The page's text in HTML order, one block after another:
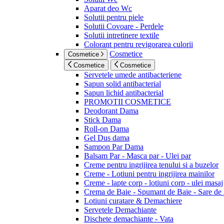
Aparat deo Wc
Solutii pentru piele
Solutii Covoare - Perdele
Solutii intretinere textile
Colorant pentru revigorarea culorii
Cosmetice Cosmetice
Cosmetice Cosmetice
Servetele umede antibacteriene
Sapun solid antibacterial
Sapun lichid antibacterial
PROMOTII COSMETICE
Deodorant Dama
Stick Dama
Roll-on Dama
Gel Dus dama
Sampon Par Dama
Balsam Par - Masca par - Ulei par
Creme pentru ingrijirea tenului si a buzelor
Creme - Lotiuni pentru ingrijirea mainilor
Creme - lapte corp - lotiuni corp - ulei masaj
Crema de Baie - Spumant de Baie - Sare de
Lotiuni curatare & Demachiere
Servetele Demachiante
Dischete demachiante - Vata